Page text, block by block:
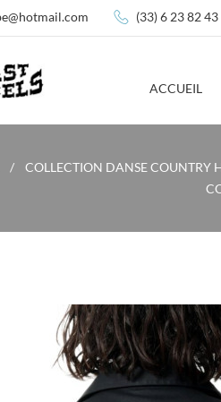
(33) 6 23 82
ACCUEIL
COLLECTION DANSE COUNTRY